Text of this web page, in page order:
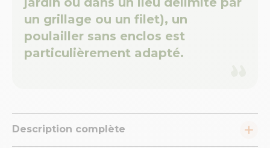
un grillage ou un filet), un
poulailler sans enclos est
particulièrement adapté.
Description complète